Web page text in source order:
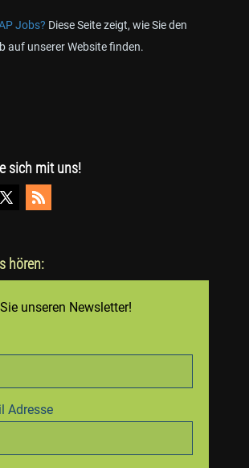
Jobs? Diese Seite zeigt, wie Sie den
auf unserer Website finden.
sich mit uns!
hören:
unseren Newsletter!
Adresse